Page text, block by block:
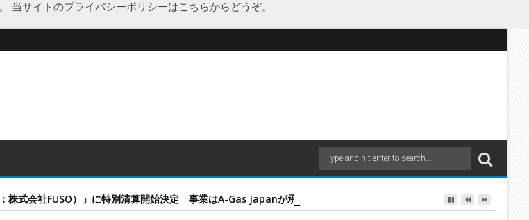
当サイトのプライバシーポリシーはこちらからどうぞ。
株式会社FUSO）」に特別清算開始決定 事業はA-Gas Japanが承継